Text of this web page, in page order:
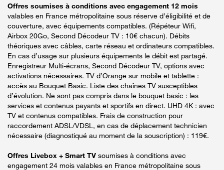
Offres soumises à conditions avec engagement 12 mois
valables en France métropolitaine sous réserve d’éligibilité et de
couverture, avec équipements compatibles. (Répéteur Wifi,
Airbox 20Go, Second Décodeur TV : 10€ chacun). Débits
théoriques avec câbles, carte réseau et ordinateurs compatibles.
En cas d’usage sur plusieurs équipements le débit est partagé.
Enregistreur Multi-écrans, Second Décodeur TV, options avec
activations nécessaires. TV d’Orange sur mobile et tablette :
accès au Bouquet Basic. Liste des chaînes TV susceptibles
d’évolution. Ne sont pas compris dans le bouquet basic : les
services et contenus payants et sportifs en direct. UHD 4K : avec
TV et contenus compatibles. Frais de construction pour
raccordement ADSL/VDSL, en cas de déplacement technicien
nécessaire (diagnostiqué au moment de la souscription) : 119€.
Offres Livebox + Smart TV soumises à conditions avec
engagement 24 mois valables en France métropolitaine sous